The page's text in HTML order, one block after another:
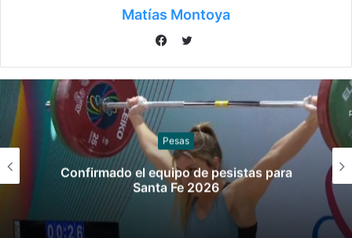
Matías Montoya
Twitter
Sóftbol
Los seleccionados de sóftbol tienen los
convocados para los Juegos
Suramericanos 2026